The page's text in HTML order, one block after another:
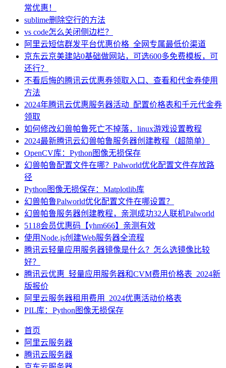
常优惠！
sublime删除空行的方法
vs code怎么关闭侧边栏？
阿里云短信群发平台优惠价格_全网专属最低价渠道
京东云京美建站0基础做网站，可选600多免费模板，可
还行？
不看后悔的腾讯云优惠券领取入口、查看和代金券使用
方法
2024年腾讯云优惠服务器活动_配置价格表和千元代金券
领取
如何修改幻兽帕鲁死亡不掉落，linux游戏设置教程
2024最新腾讯云幻兽帕鲁服务器创建教程（超简单）
OpenCV库：Python图像无损保存
幻兽帕鲁配置文件在哪？Palworld优化配置文件存放路
径
Python图像无损保存：Matplotlib库
幻兽帕鲁Palworld优化配置文件在哪设置？
幻兽帕鲁服务器创建教程，亲测成功32人联机Palworld
5118会员优惠码【yhm666】亲测有效
使用Node.js创建Web服务器全流程
腾讯云轻量应用服务器镜像是什么？怎么选镜像比较
好？
腾讯云优惠_轻量应用服务器和CVM费用价格表_2024新
版报价
阿里云服务器租用费用_2024优惠活动价格表
PIL库：Python图像无损保存
首页
阿里云服务器
腾讯云服务器